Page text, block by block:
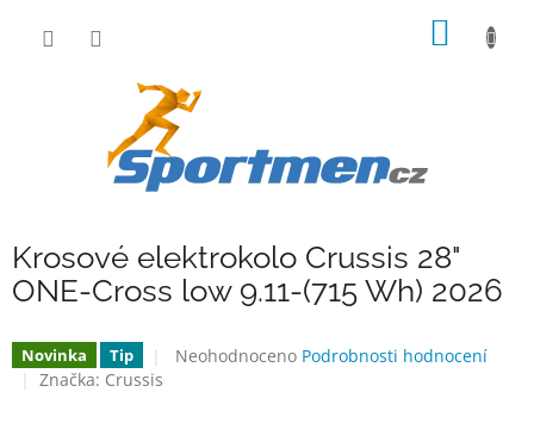
Krosové elektrokolo Crussis 28"
ONE-Cross low 9.11-(715 Wh) 2026
Novinka Tip
Průměrné
Neohodnoceno Podrobnosti hodnocení
Značka: Crussis